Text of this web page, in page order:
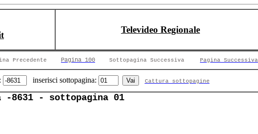
Televideo Regionale
Precedente Pagina 100 Sottopagina Successiva Pagina Successiva
inserisci sottopagina: Cattura sottopagine
-8631 - sottopagina 01